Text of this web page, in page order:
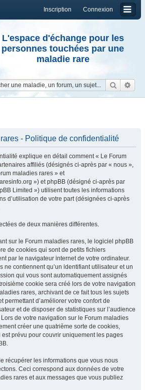
Connexion
Inscription
L'espace d'échange pour les
personnes touchées par une
maladie rare
- Politique de confidentialité
explique en détail comment « Le Forum
affiliés (désignés ci-après par « nous »,
maladies rares » et
») et phpBB (désigné ci-après par
Limited ») utilisent toutes les informations
d’utilisation de votre part (désignées ci-après
de deux manières différentes.
sur le Forum maladies rares, le logiciel phpBB
de cookies qui sont de petits fichiers
par le navigateur internet de votre ordinateur.
ne contiennent qu’un identifiant utilisateur et un
qui vous sont automatiquement assignés
cookie sera créé lors de votre navigation
rares, archivant de ce fait tous les sujets
permettant d’améliorer votre confort de
et de disposer de statistiques sur l’audience
de votre navigation sur le Forum maladies
créer une quatrième sorte de cookies,
prévu pour couvrir uniquement les pages
récupérer les informations que vous nous
Ceci correspond aux données de votre
rares et aux messages que vous publiez